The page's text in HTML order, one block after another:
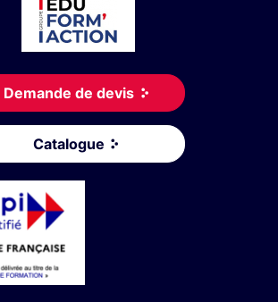
Demande de devis
Catalogue